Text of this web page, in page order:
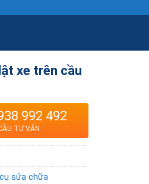
xe trên cầu
992 492
TƯ VẤN
sửa chữa